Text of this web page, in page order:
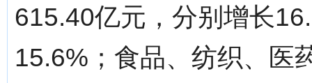
615.40亿元，分别增长
15.6%；食品、纺织、医